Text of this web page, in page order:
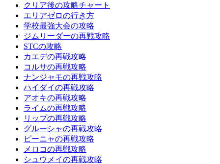
クリア後の攻略チャート
エリアゼロの行き方
学校最強大会の攻略
ジムリーダーの再戦攻略
STCの攻略
カエデの再戦攻略
コルサの再戦攻略
ナンジャモの再戦攻略
ハイダイの再戦攻略
アオキの再戦攻略
ライムの再戦攻略
リップの再戦攻略
グルーシャの再戦攻略
ピーニャの再戦攻略
メロコの再戦攻略
シュウメイの再戦攻略